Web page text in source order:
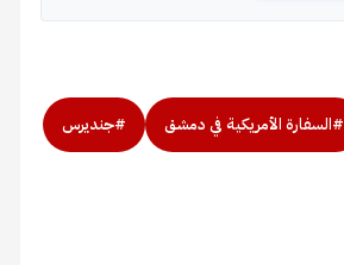
#السفارة الأمريكية في دمشق #جنديرس